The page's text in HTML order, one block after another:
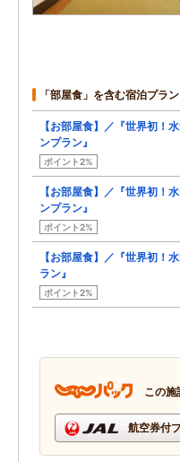
「部屋食」を含む宿泊プラン
【お部屋食】／『世界初！
ンプラン』
ポイント2%
【お部屋食】／『世界初！
ンプラン』
ポイント2%
【お部屋食】／『世界初！
ラン』
ポイント2%
この施
航空券付